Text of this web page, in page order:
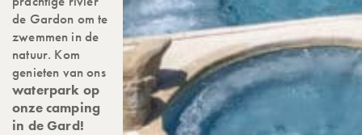
de Gardon om te
zwemmen in de
natuur. Kom
genieten van ons
waterpark op
onze camping
in de Gard!